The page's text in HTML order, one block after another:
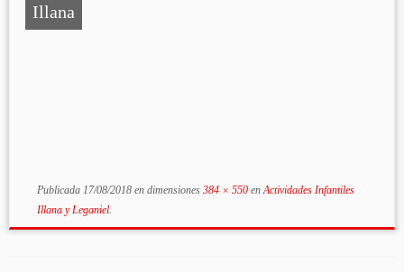
Illana
Publicada 17/08/2018en dimensiones384 × 550enActividades Infantiles
Illana y Leganiel.